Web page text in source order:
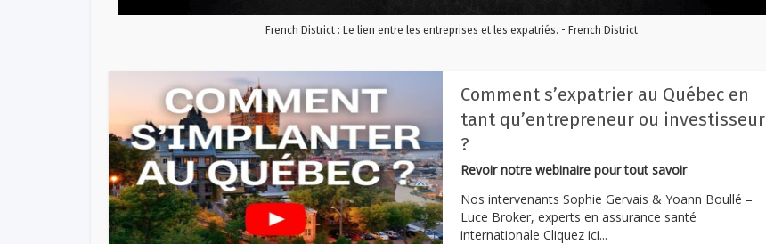
French District : Le lien entre les entreprises et les expatriés. - French District
Comment s’expatrier au Québec en
tant qu’entrepreneur ou investisseur
?
Revoir notre webinaire pour tout savoir
Nos intervenants Sophie Gervais & Yoann Boullé –
Luce Broker, experts en assurance santé
internationale Cliquez ici...